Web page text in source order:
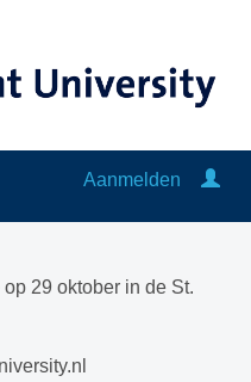
Aanmelden
29 oktober in de St.